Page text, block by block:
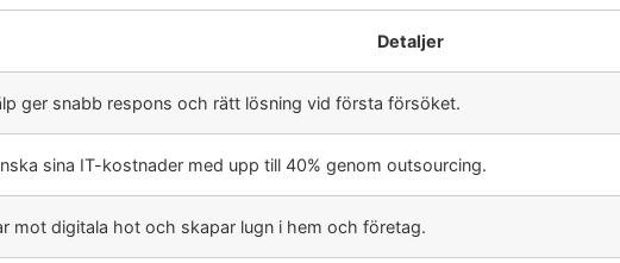
Detaljer
ger snabb respons och rätt lösning vid första försöket.
sina IT-kostnader med upp till 40% genom outsourcing.
mot digitala hot och skapar lugn i hem och företag.